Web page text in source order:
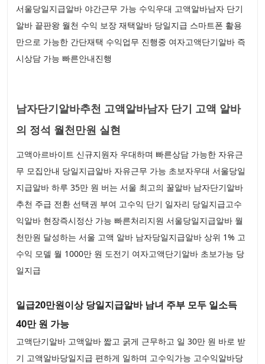
서울당일지급알바 야간근무 가능 수익우대 고액알바남자 단기
알바 끝판왕 월천 수익 보장 재택알바 당일지급 스마트폰 활용
만으로 가능한 간단재택 수익업무 진행중 여자고액단기알바 즉
시상담 가능 빠른안내진행
남자단기알바추천 고액알바남자 단기 고액 알바
의 정석 월천만원 실현
고액아르바이트 신규지원자 우대하며 빠른상담 가능한 자유근
무 모집안내 당일지급알바 자유근무 가능 초보자우대 서울당일
지급알바 하루 35만 원 버는 서울 최고의 꿀알바 남자단기알바
추천 주급 전환 선택권 부여 고수익 단기 일자리 당일지급고수
익알바 현장즉시정산 가능 빠른처리지원 서울당일지급알바 월
천만원 달성하는 서울 고액 알바 남자당일지급알바 상위 1% 고
수익 모델 월 1000만 원 도전기 여자고액단기알바 초보가능 당
일지급
일급20만원이상 당일지급알바 남녀 주부 모두 일소득
40만 원 가능
고액단기알바 고액알바 짧고 굵게 근무하고 일 30만 원 바로 받
기 고액알바당일지급 편하게 일하며 고수익가능 고수익알바당